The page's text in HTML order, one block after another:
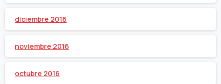
diciembre 2016
noviembre 2016
octubre 2016